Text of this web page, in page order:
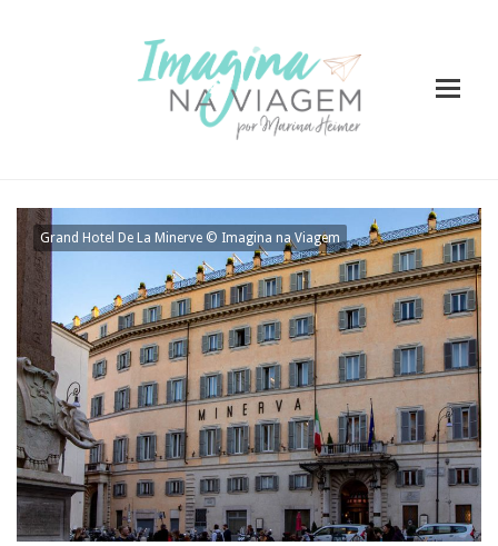
Grand Hotel De La Minerve © Imagina na Viagem